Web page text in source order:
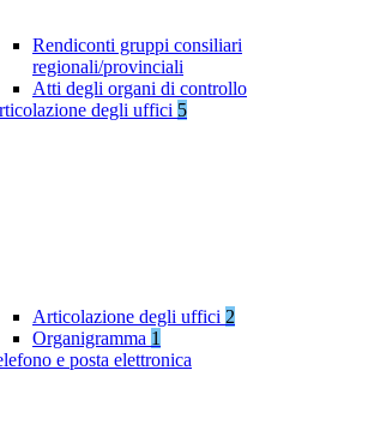
Rendiconti gruppi consiliari
regionali/provinciali
Atti degli organi di controllo
degli uffici 5
Articolazione degli uffici 2
Organigramma 1
e posta elettronica